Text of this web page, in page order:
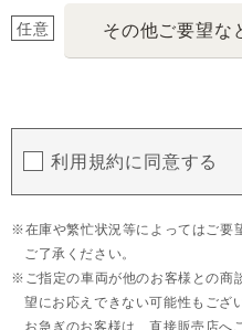
任意 その他ご要望な
利用規約に同意する
在庫や繁忙状況等によってはご要
ご了承ください。
ご指定の車両が他のお客様との
望にお応えできない可能性もござ
お急ぎのお客様は、直接販売店へ